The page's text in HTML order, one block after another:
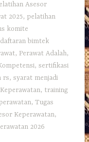
Asesor
2025, pelatihan
komite
bimtek
, Perawat Adalah,
,sertifikasi
rs,syarat menjadi
, training
,Tugas
Keperawatan,
2026